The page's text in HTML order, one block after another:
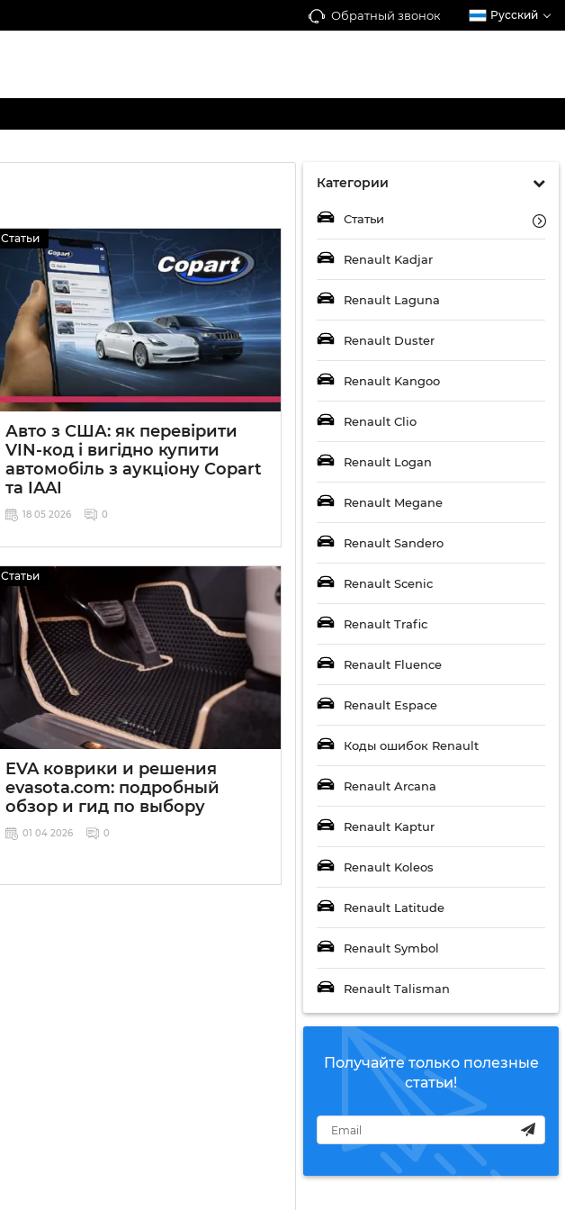
Обратный звонок Русский
Категории
Статьи
Renault Kadjar
Renault Laguna
Renault Duster
Renault Kangoo
Renault Clio
Renault Logan
Renault Megane
Renault Sandero
Renault Scenic
Renault Trafic
Renault Fluence
Renault Espace
Коды ошибок Renault
Renault Arcana
Renault Kaptur
Renault Koleos
Renault Latitude
Renault Symbol
Renault Talisman
Получайте только полезные
статьи!
Статьи
Авто з США: як перевірити
VIN-код і вигідно купити
автомобіль з аукціону Copart
та IAAI
18 05 2026 0
Статьи
EVA коврики и решения
evasota.com: подробный
обзор и гид по выбору
01 04 2026 0